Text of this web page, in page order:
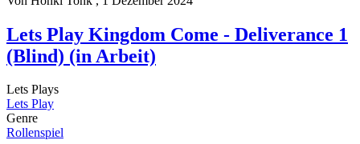
Lets Play Kingdom Come - Deliverance 1
(Blind) (in Arbeit)
Lets Plays
Lets Play
Genre
Rollenspiel